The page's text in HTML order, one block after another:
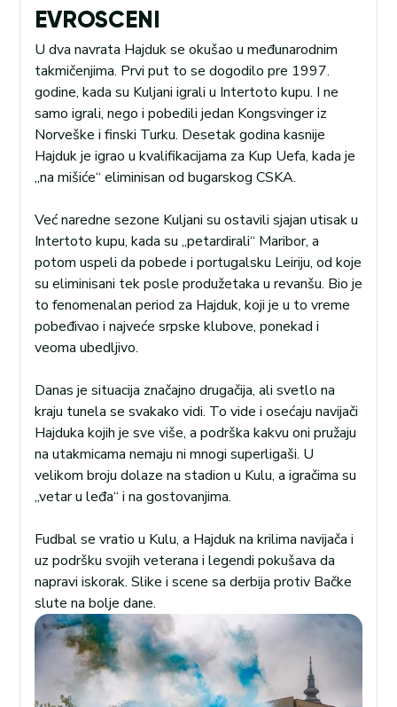
EVROSCENI
U dva navrata Hajduk se okušao u međunarodnim
takmičenjima. Prvi put to se dogodilo pre 1997.
godine, kada su Kuljani igrali u Intertoto kupu. I ne
samo igrali, nego i pobedili jedan Kongsvinger iz
Norveške i finski Turku. Desetak godina kasnije
Hajduk je igrao u kvalifikacijama za Kup Uefa, kada je
„na mišiće“ eliminisan od bugarskog CSKA.
Već naredne sezone Kuljani su ostavili sjajan utisak u
Intertoto kupu, kada su „petardirali“ Maribor, a
potom uspeli da pobede i portugalsku Leiriju, od koje
su eliminisani tek posle produžetaka u revanšu. Bio je
to fenomenalan period za Hajduk, koji je u to vreme
pobeđivao i najveće srpske klubove, ponekad i
veoma ubedljivo.
Danas je situacija značajno drugačija, ali svetlo na
kraju tunela se svakako vidi. To vide i osećaju navijači
Hajduka kojih je sve više, a podrška kakvu oni pružaju
na utakmicama nemaju ni mnogi superligaši. U
velikom broju dolaze na stadion u Kulu, a igračima su
„vetar u leđa“ i na gostovanjima.
Fudbal se vratio u Kulu, a Hajduk na krilima navijača i
uz podršku svojih veterana i legendi pokušava da
napravi iskorak. Slike i scene sa derbija protiv Bačke
slute na bolje dane.